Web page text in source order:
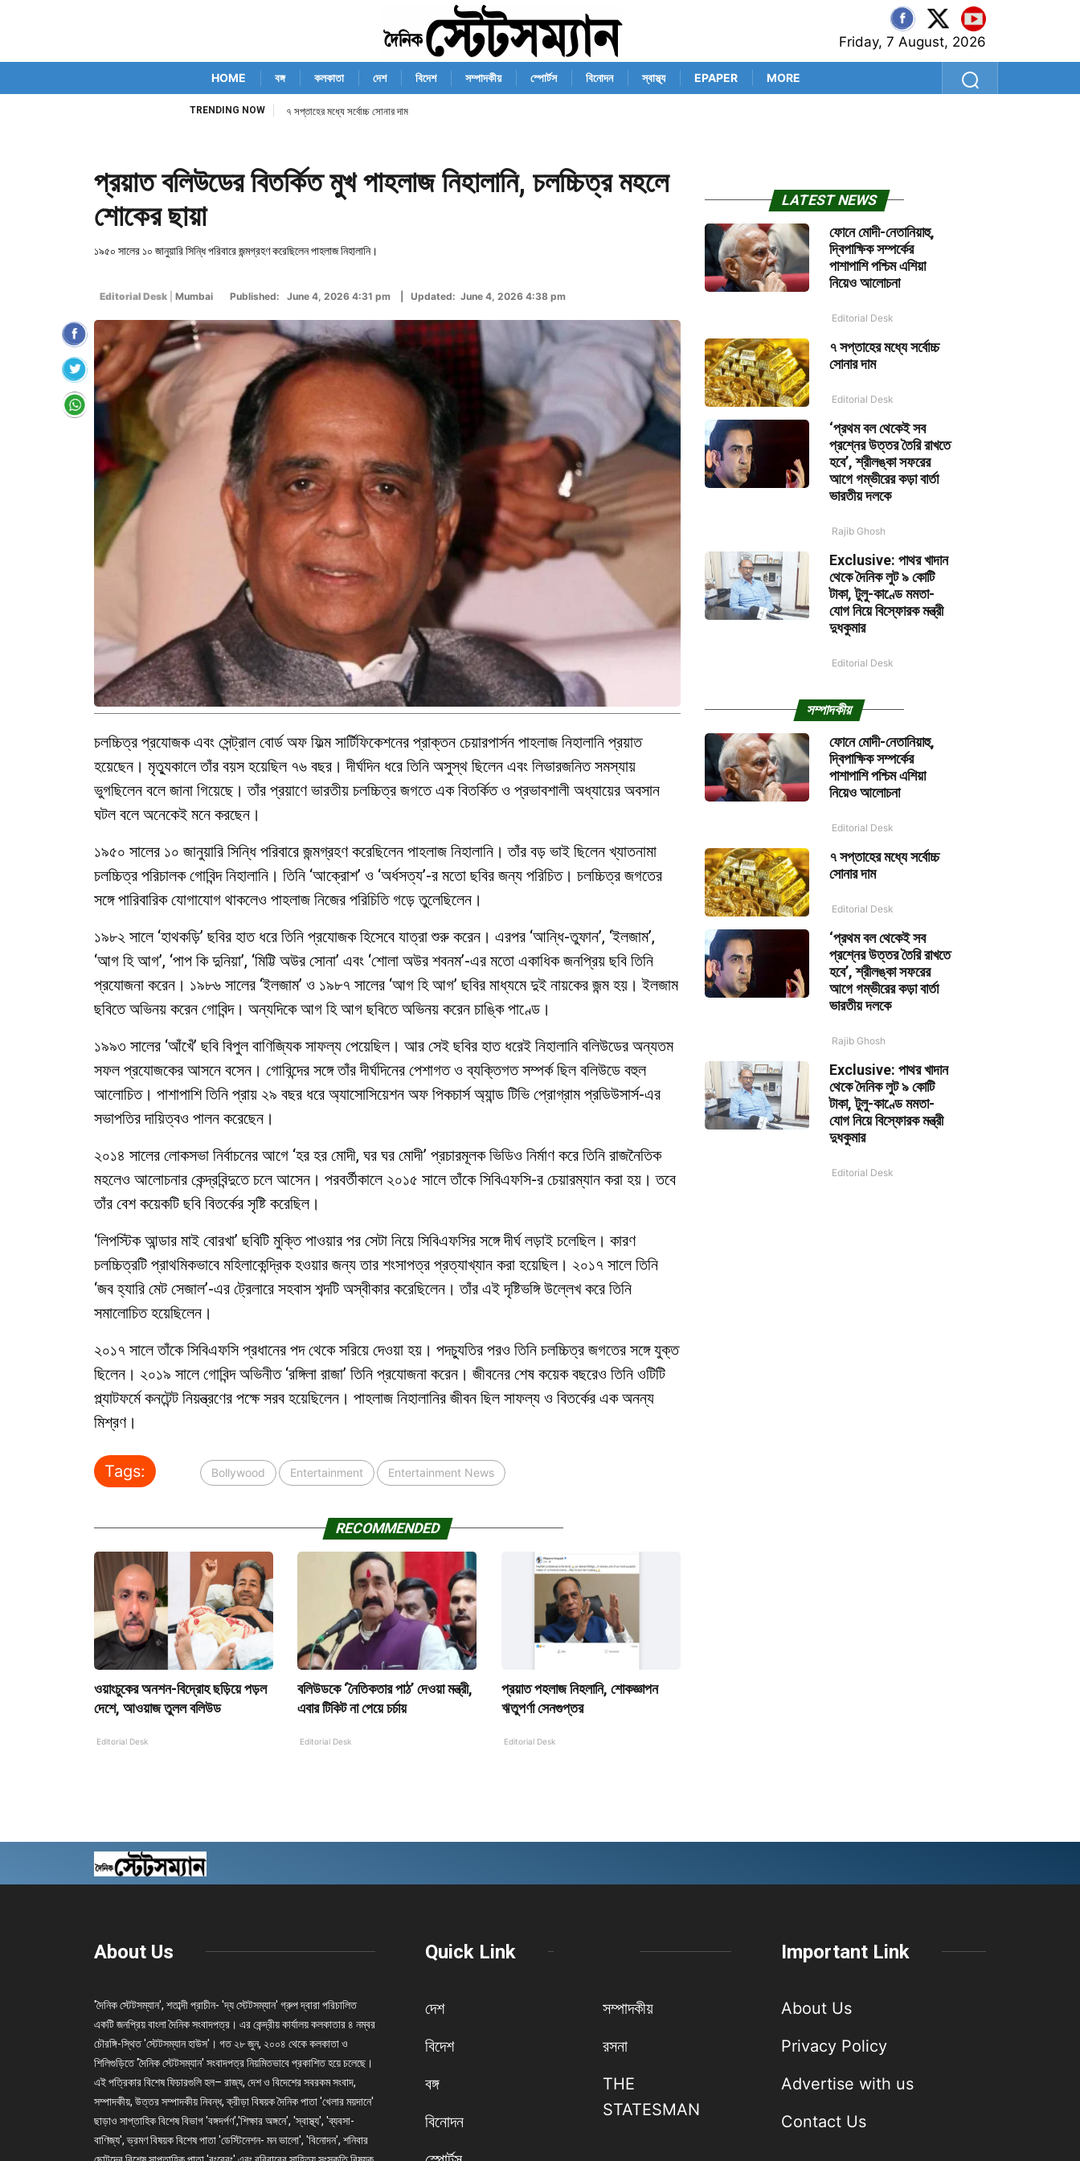
Friday, 7 August, 2026
HOME বঙ্গ কলকাতা দেশ বিদেশ সম্পাদকীয় স্পোর্টস বিনোদন স্বাস্থ্য EPAPER MORE
TRENDING NOW ৭ সপ্তাহের মধ্যে সর্বোচ্চ সোনার দাম
প্রয়াত বলিউডের বিতর্কিত মুখ পাহলাজ নিহালানি, চলচ্চিত্র মহলে
শোকের ছায়া
১৯৫০ সালের ১০ জানুয়ারি সিন্ধি পরিবারে জন্মগ্রহণ করেছিলেন পাহলাজ নিহালানি।
Editorial Desk Mumbai Published: June 4, 2026 4:31 pm | Updated: June 4, 2026 4:38 pm
চলচ্চিত্র প্রযোজক এবং সেন্ট্রাল বোর্ড অফ ফিল্ম সার্টিফিকেশনের প্রাক্তন চেয়ারপার্সন পাহলাজ নিহালানি প্রয়াত
হয়েছেন। মৃত্যুকালে তাঁর বয়স হয়েছিল ৭৬ বছর। দীর্ঘদিন ধরে তিনি অসুস্থ ছিলেন এবং লিভারজনিত সমস্যায়
ভুগছিলেন বলে জানা গিয়েছে। তাঁর প্রয়াণে ভারতীয় চলচ্চিত্র জগতে এক বিতর্কিত ও প্রভাবশালী অধ্যায়ের অবসান
ঘটল বলে অনেকেই মনে করছেন।
১৯৫০ সালের ১০ জানুয়ারি সিন্ধি পরিবারে জন্মগ্রহণ করেছিলেন পাহলাজ নিহালানি। তাঁর বড় ভাই ছিলেন খ্যাতনামা
চলচ্চিত্র পরিচালক গোবিন্দ নিহালানি। তিনি ‘আক্রোশ’ ও ‘অর্ধসত্য’-র মতো ছবির জন্য পরিচিত। চলচ্চিত্র জগতের
সঙ্গে পারিবারিক যোগাযোগ থাকলেও পাহলাজ নিজের পরিচিতি গড়ে তুলেছিলেন।
১৯৮২ সালে ‘হাথকড়ি’ ছবির হাত ধরে তিনি প্রযোজক হিসেবে যাত্রা শুরু করেন। এরপর ‘আন্ধি-তুফান’, ‘ইলজাম’,
‘আগ হি আগ’, ‘পাপ কি দুনিয়া’, ‘মিট্টি অউর সোনা’ এবং ‘শোলা অউর শবনম’-এর মতো একাধিক জনপ্রিয় ছবি তিনি
প্রযোজনা করেন। ১৯৮৬ সালের ‘ইলজাম’ ও ১৯৮৭ সালের ‘আগ হি আগ’ ছবির মাধ্যমে দুই নায়কের জন্ম হয়। ইলজাম
ছবিতে অভিনয় করেন গোবিন্দ। অন্যদিকে আগ হি আগ ছবিতে অভিনয় করেন চাঙ্কি পাণ্ডে।
১৯৯৩ সালের ‘আঁখেঁ’ ছবি বিপুল বাণিজ্যিক সাফল্য পেয়েছিল। আর সেই ছবির হাত ধরেই নিহালানি বলিউডের অন্যতম
সফল প্রযোজকের আসনে বসেন। গোবিন্দের সঙ্গে তাঁর দীর্ঘদিনের পেশাগত ও ব্যক্তিগত সম্পর্ক ছিল বলিউডে বহুল
আলোচিত। পাশাপাশি তিনি প্রায় ২৯ বছর ধরে অ্যাসোসিয়েশন অফ পিকচার্স অ্যান্ড টিভি প্রোগ্রাম প্রডিউসার্স-এর
সভাপতির দায়িত্বও পালন করেছেন।
২০১৪ সালের লোকসভা নির্বাচনের আগে ‘হর হর মোদী, ঘর ঘর মোদী’ প্রচারমূলক ভিডিও নির্মাণ করে তিনি রাজনৈতিক
মহলেও আলোচনার কেন্দ্রবিন্দুতে চলে আসেন। পরবর্তীকালে ২০১৫ সালে তাঁকে সিবিএফসি-র চেয়ারম্যান করা হয়। তবে
তাঁর বেশ কয়েকটি ছবি বিতর্কের সৃষ্টি করেছিল।
‘লিপস্টিক আন্ডার মাই বোরখা’ ছবিটি মুক্তি পাওয়ার পর সেটা নিয়ে সিবিএফসির সঙ্গে দীর্ঘ লড়াই চলেছিল। কারণ
চলচ্চিত্রটি প্রাথমিকভাবে মহিলাকেন্দ্রিক হওয়ার জন্য তার শংসাপত্র প্রত্যাখ্যান করা হয়েছিল। ২০১৭ সালে তিনি
‘জব হ্যারি মেট সেজাল’-এর ট্রেলারে সহবাস শব্দটি অস্বীকার করেছিলেন। তাঁর এই দৃষ্টিভঙ্গি উল্লেখ করে তিনি
সমালোচিত হয়েছিলেন।
২০১৭ সালে তাঁকে সিবিএফসি প্রধানের পদ থেকে সরিয়ে দেওয়া হয়। পদচ্যুতির পরও তিনি চলচ্চিত্র জগতের সঙ্গে যুক্ত
ছিলেন। ২০১৯ সালে গোবিন্দ অভিনীত ‘রঙ্গিলা রাজা’ তিনি প্রযোজনা করেন। জীবনের শেষ কয়েক বছরেও তিনি ওটিটি
প্ল্যাটফর্মে কনটেন্ট নিয়ন্ত্রণের পক্ষে সরব হয়েছিলেন। পাহলাজ নিহালানির জীবন ছিল সাফল্য ও বিতর্কের এক অনন্য
মিশ্রণ।
Tags: Bollywood Entertainment Entertainment News
RECOMMENDED
ওয়াংচুকের অনশন-বিদ্রোহ ছড়িয়ে পড়ল
দেশে, আওয়াজ তুলল বলিউড
Editorial Desk
বলিউডকে ‘নৈতিকতার পাঠ’ দেওয়া মন্ত্রী,
এবার টিকিট না পেয়ে চর্চায়
Editorial Desk
প্রয়াত পহলাজ নিহলানি, শোকজ্ঞাপন
ঋতুপর্ণা সেনগুপ্তর
Editorial Desk
LATEST NEWS
ফোনে মোদী-নেতানিয়াহু,
দ্বিপাক্ষিক সম্পর্কের
পাশাপাশি পশ্চিম এশিয়া
নিয়েও আলোচনা
Editorial Desk
৭ সপ্তাহের মধ্যে সর্বোচ্চ
সোনার দাম
Editorial Desk
‘প্রথম বল থেকেই সব
প্রশ্নের উত্তর তৈরি রাখতে
হবে’, শ্রীলঙ্কা সফরের
আগে গম্ভীরের কড়া বার্তা
ভারতীয় দলকে
Rajib Ghosh
Exclusive: পাথর খাদান
থেকে দৈনিক লুট ৯ কোটি
টাকা, টুলু-কাণ্ডে মমতা-
যোগ নিয়ে বিস্ফোরক মন্ত্রী
দুধকুমার
Editorial Desk
সম্পাদকীয়
ফোনে মোদী-নেতানিয়াহু,
দ্বিপাক্ষিক সম্পর্কের
পাশাপাশি পশ্চিম এশিয়া
নিয়েও আলোচনা
Editorial Desk
৭ সপ্তাহের মধ্যে সর্বোচ্চ
সোনার দাম
Editorial Desk
‘প্রথম বল থেকেই সব
প্রশ্নের উত্তর তৈরি রাখতে
হবে’, শ্রীলঙ্কা সফরের
আগে গম্ভীরের কড়া বার্তা
ভারতীয় দলকে
Rajib Ghosh
Exclusive: পাথর খাদান
থেকে দৈনিক লুট ৯ কোটি
টাকা, টুলু-কাণ্ডে মমতা-
যোগ নিয়ে বিস্ফোরক মন্ত্রী
দুধকুমার
Editorial Desk
About Us
'দৈনিক স্টেটসম্যান', শতাব্দী প্রাচীন- 'দ্য স্টেটসম্যান' গ্রুপ দ্বারা পরিচালিত
একটি জনপ্রিয় বাংলা দৈনিক সংবাদপত্র। এর কেন্দ্রীয় কার্যালয় কলকাতার ৪ নম্বর
চৌরঙ্গি-স্থিত 'স্টেটসম্যান হাউস'। গত ২৮ জুন, ২০০৪ থেকে কলকাতা ও
শিলিগুড়িতে 'দৈনিক স্টেটসম্যান' সংবাদপত্র নিয়মিতভাবে প্রকাশিত হয়ে চলেছে।
এই পত্রিকার বিশেষ ফিচারগুলি হল– রাজ্য, দেশ ও বিদেশের সবরকম সংবাদ,
সম্পাদকীয়, উত্তর সম্পাদকীয় নিবন্ধ, ক্রীড়া বিষয়ক দৈনিক পাতা 'খেলার ময়দানে'
ছাড়াও সাপ্তাহিক বিশেষ বিভাগ 'বঙ্গদর্পণ','শিক্ষার অঙ্গনে', 'স্বাস্থ্য', 'ব্যবসা-
বাণিজ্য', ভ্রমণ বিষয়ক বিশেষ পাতা 'ডেস্টিনেশন- মন ভালো', 'বিনোদন', শনিবার
Quick Link
দেশ
বিদেশ
বঙ্গ
বিনোদন
সম্পাদকীয়
রসনা
THE
STATESMAN
Important Link
About Us
Privacy Policy
Advertise with us
Contact Us